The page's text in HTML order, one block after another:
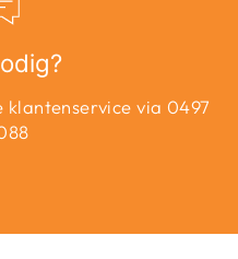
klantenservice via 0497